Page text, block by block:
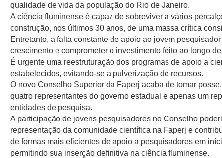
qualidade de vida da população do Rio de Janeiro.
A ciência fluminense é capaz de sobreviver a vários
construção, nos últimos 30 anos, de uma massa crítica
Entretanto, a falta constante de apoio ao jovem
crescimento e comprometer o investimento feito ao longo
É urgente uma reestruturação dos programas de apoio a
estabelecidos, evitando-se a pulverização de recursos.
O novo Conselho Superior da Faperj acaba de tomar
quatro representantes do governo estadual e apenas um
entidades de pesquisa.
A participação de jovens pesquisadores no Conselho
representação da comunidade científica na Faperj e
de formas mais eficientes de apoio a pesquisadores em
permitindo sua inserção definitiva na ciência fluminense.